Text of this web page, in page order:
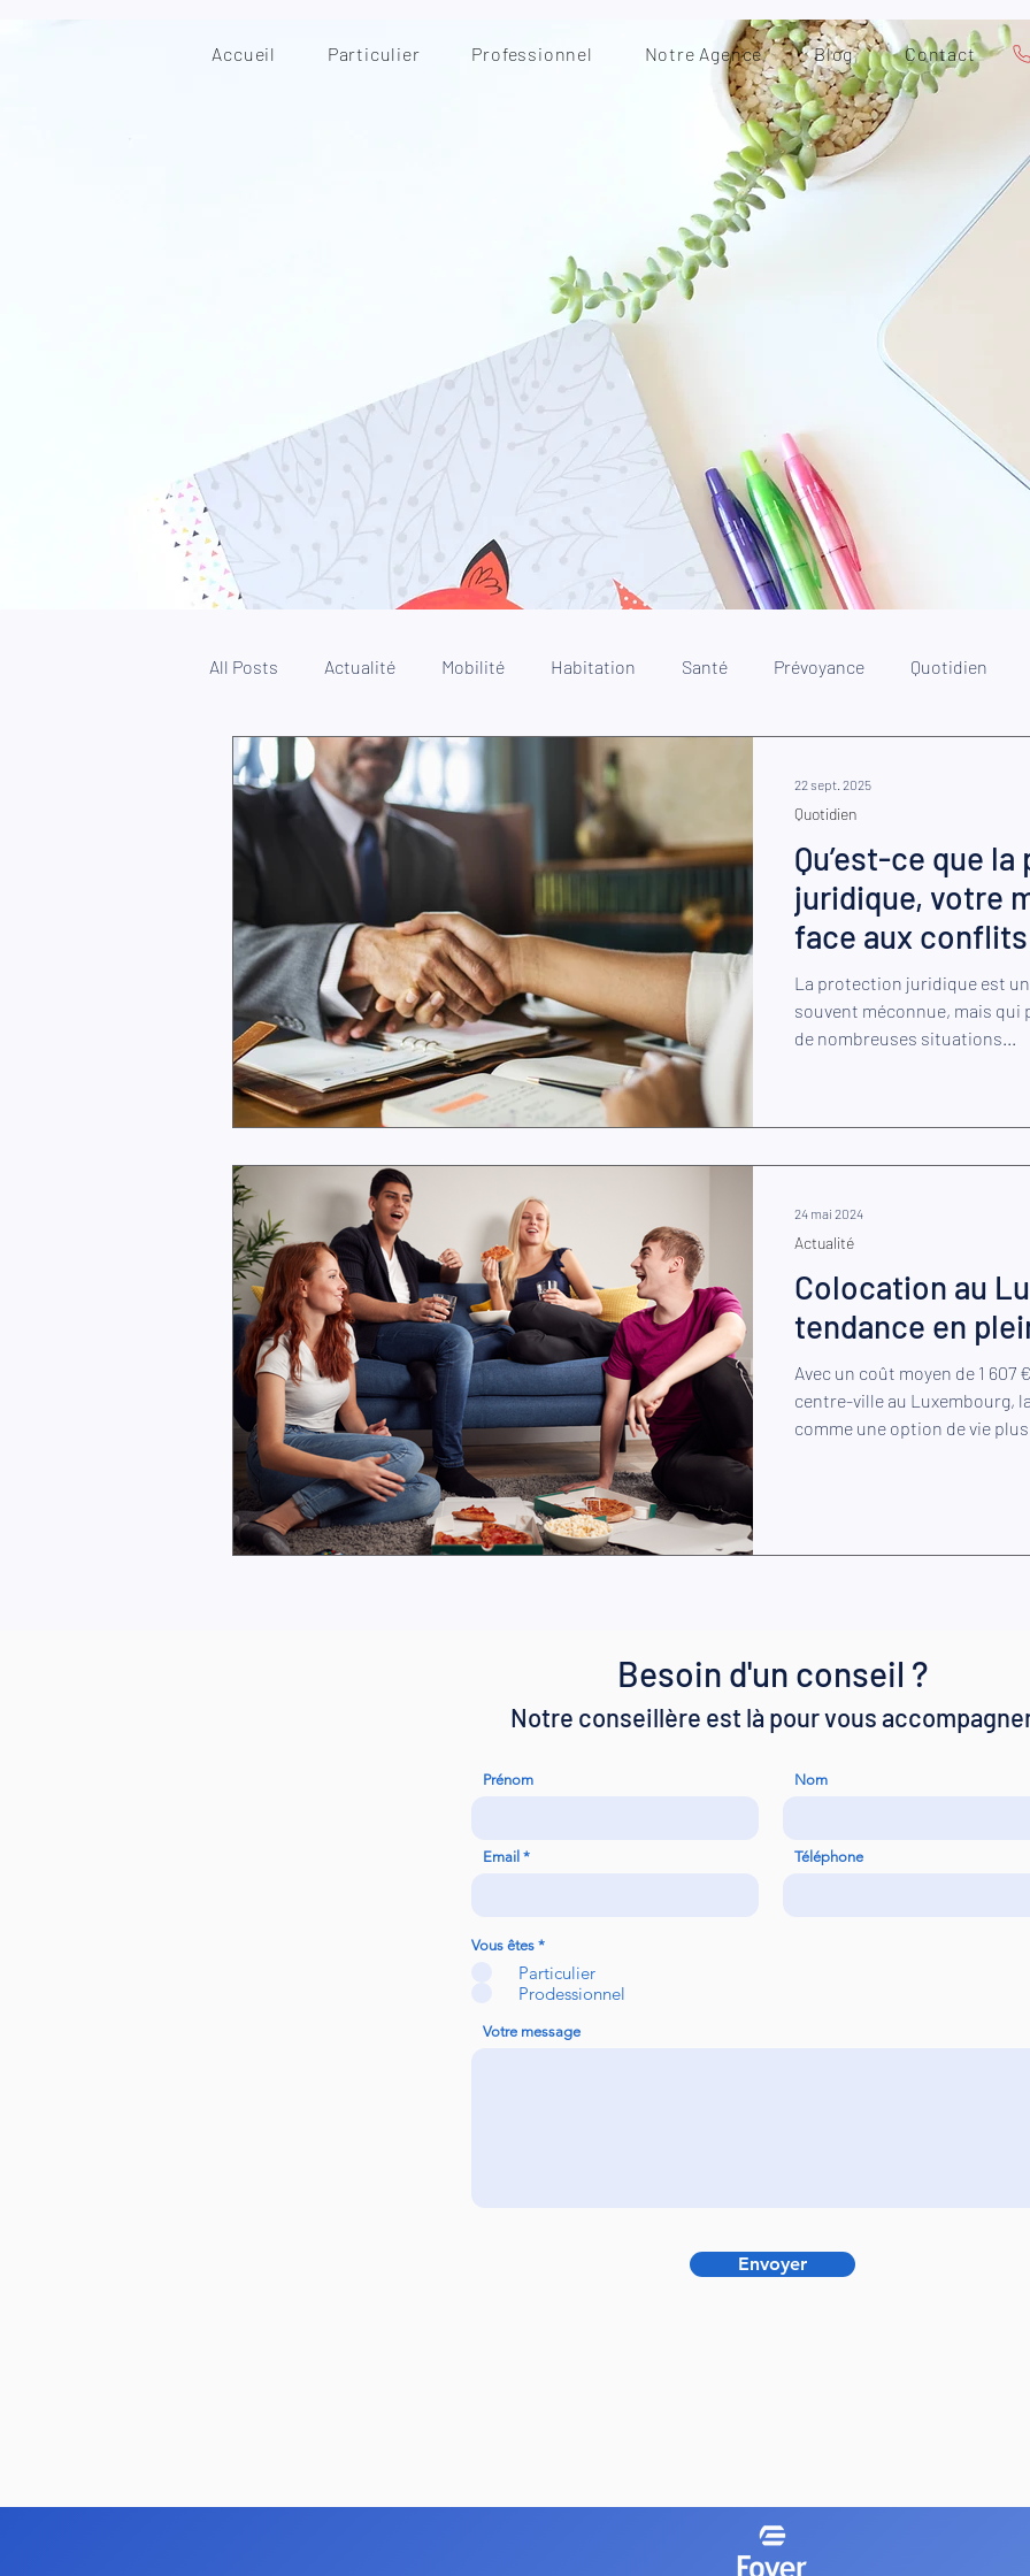
Accueil Particulier Professionnel Notre Agence Blog Contact
All Posts Actualité Mobilité Habitation Santé Prévoyance Quotidien
Qu’est-ce que
juridique, votre
face aux
La protection juridique est une garantie d’assurance
souvent méconnue, mais qui
de nombreuses situations...
Quotidien
22 sept. 2025
Colocation au
tendance en
Avec un coût moyen de 1
centre-ville au Luxembourg,
comme une option de vie
Actualité
24 mai 2024
Besoin d'un conseil ?
Notre conseillère est là pour vous
Prénom
Email
Nom
Téléphone
Vous êtes *
Particulier
Prodessionnel
Votre message
Envoyer